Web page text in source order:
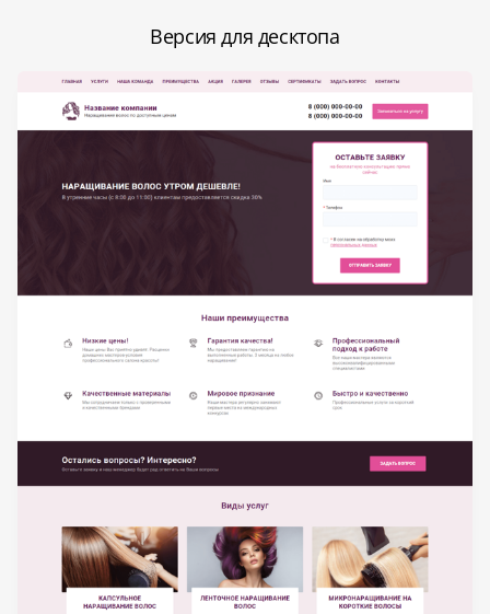
Версия для десктопа